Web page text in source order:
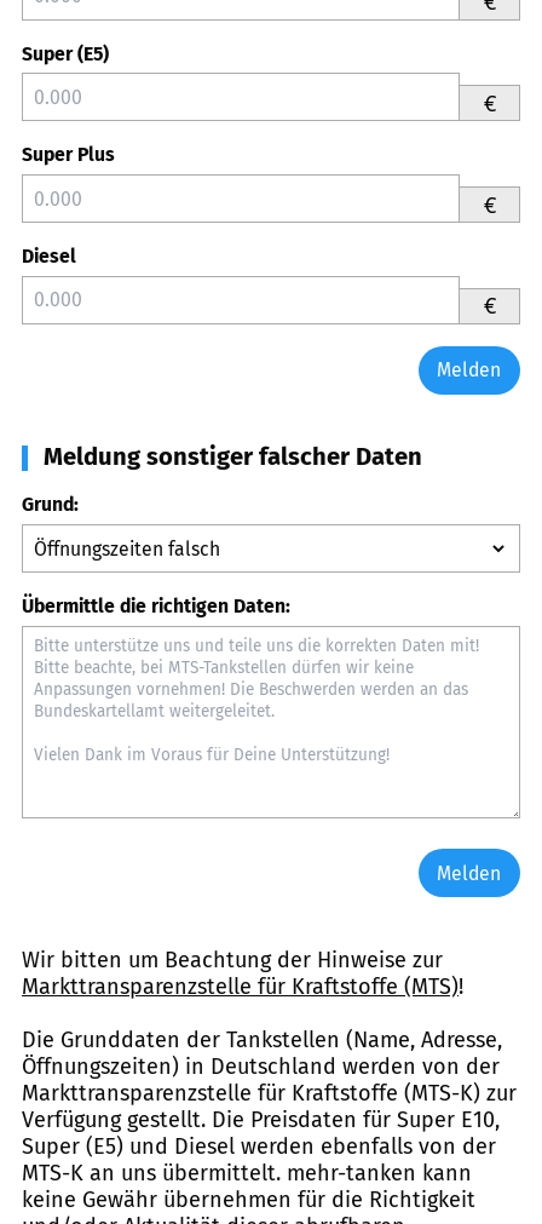
Super (E5)
€
Super Plus
€
Diesel
€
Melden
Meldung sonstiger falscher Daten
Grund:
Übermittle die richtigen Daten:
Melden
Wir bitten um Beachtung der Hinweise zur
Markttransparenzstelle für Kraftstoffe (MTS)!
Die Grunddaten der Tankstellen (Name, Adresse,
Öffnungszeiten) in Deutschland werden von der
Markttransparenzstelle für Kraftstoffe (MTS-K) zur
Verfügung gestellt. Die Preisdaten für Super E10,
Super (E5) und Diesel werden ebenfalls von der
MTS-K an uns übermittelt. mehr-tanken kann
keine Gewähr übernehmen für die Richtigkeit